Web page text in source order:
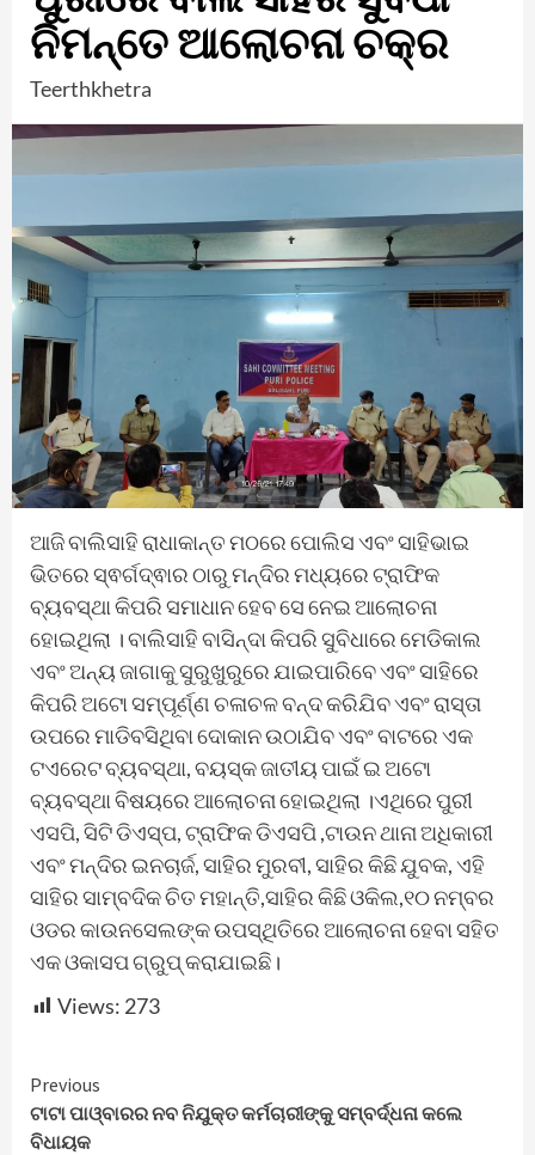
ନିମନ୍ତେ ଆଲୋଚନା ଚକ୍ର
Teerthkhetra
ଆଜି ବାଲିସାହି ରାଧାକାନ୍ତ ମଠରେ ପୋଲିସ ଏବଂ ସାହିଭାଇ
ଭିତରେ ସ୍ଵର୍ଗଦ୍ଵାର ଠାରୁ ମନ୍ଦିର ମଧ୍ୟରେ ଟ୍ରାଫିକ
ବ୍ୟବସ୍ଥା କିପରି ସମାଧାନ ହେବ ସେ ନେଇ ଆଲୋଚନା
ହୋଇଥିଲା । ବାଲିସାହି ବାସିନ୍ଦା କିପରି ସୁବିଧାରେ ମେଡିକାଲ
ଏବଂ ଅନ୍ୟ ଜାଗାକୁ ସୁରୁଖୁରୁରେ ଯାଇପାରିବେ ଏବଂ ସାହିରେ
କିପରି ଅଟୋ ସମ୍ପୂର୍ଣ୍ଣ ଚଳାଚଳ ବନ୍ଦ କରିଯିବ ଏବଂ ରାସ୍ତା
ଉପରେ ମାଡିବସିଥିବା ଦୋକାନ ଉଠାଯିବ ଏବଂ ବାଟରେ ଏକ
ଟଏରେଟ ବ୍ୟବସ୍ଥା, ବୟସ୍କ ଜାତୀୟ ପାଇଁ ଇ ଅଟୋ
ବ୍ୟବସ୍ଥା ବିଷୟରେ ଆଲୋଚନା ହୋଇଥିଲା ।ଏଥିରେ ପୁରୀ
ଏସପି, ସିଟି ଡିଏସ୍ପ, ଟ୍ରାଫିକ ଡିଏସପି ,ଟାଉନ ଥାନା ଅଧିକାରୀ
ଏବଂ ମନ୍ଦିର ଇନଚାର୍ଜ, ସାହିର ମୁରବୀ, ସାହିର କିଛି ଯୁବକ, ଏହି
ସାହିର ସାମ୍ବଦିକ ଚିତ ମହାନ୍ତି,ସାହିର କିଛି ଓକିଲ,୧୦ ନମ୍ବର
ଓଡର କାଉନସେଲଙ୍କ ଉପସ୍ଥିତିରେ ଆଲୋଚନା ହେବା ସହିତ
ଏକ ଓକାସପ ଗ୍ରୁପ୍ କରାଯାଇଛି।
Views: 273
Continue
Reading
Previous
ଟାଟା ପାଓ୍ବାରର ନବ ନିଯୁକ୍ତ କର୍ମଚାରୀଙ୍କୁ ସମ୍ବର୍ଦ୍ଧନା କଲେ
ବିଧାୟକ